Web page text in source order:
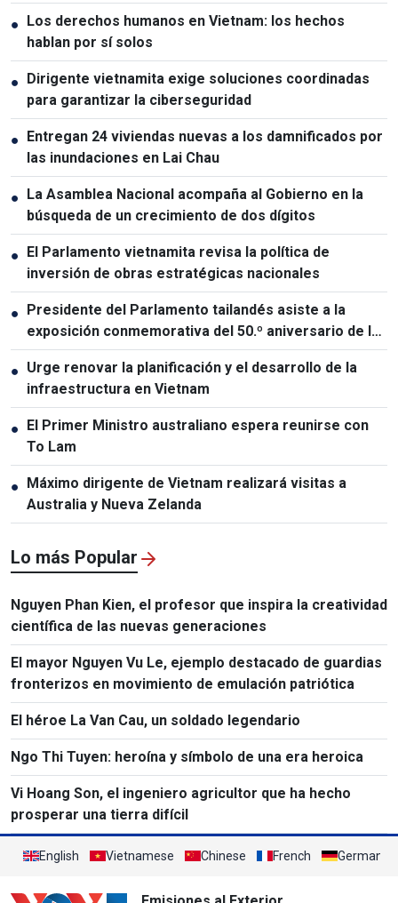
● Los derechos humanos en Vietnam: los hechos
hablan por sí solos
● Dirigente vietnamita exige soluciones coordinadas
para garantizar la ciberseguridad
● Entregan 24 viviendas nuevas a los damnificados por
las inundaciones en Lai Chau
● La Asamblea Nacional acompaña al Gobierno en la
búsqueda de un crecimiento de dos dígitos
● El Parlamento vietnamita revisa la política de
inversión de obras estratégicas nacionales
● Presidente del Parlamento tailandés asiste a la
exposición conmemorativa del 50.º aniversario de las
relaciones Vietnam-Tailandia
● Urge renovar la planificación y el desarrollo de la
infraestructura en Vietnam
● El Primer Ministro australiano espera reunirse con
To Lam
● Máximo dirigente de Vietnam realizará visitas a
Australia y Nueva Zelanda
Lo más Popular
Nguyen Phan Kien, el profesor que inspira la creatividad
científica de las nuevas generaciones
El mayor Nguyen Vu Le, ejemplo destacado de guardias
fronterizos en movimiento de emulación patriótica
El héroe La Van Cau, un soldado legendario
Ngo Thi Tuyen: heroína y símbolo de una era heroica
Vi Hoang Son, el ingeniero agricultor que ha hecho
prosperar una tierra difícil
English Vietnamese Chinese French German